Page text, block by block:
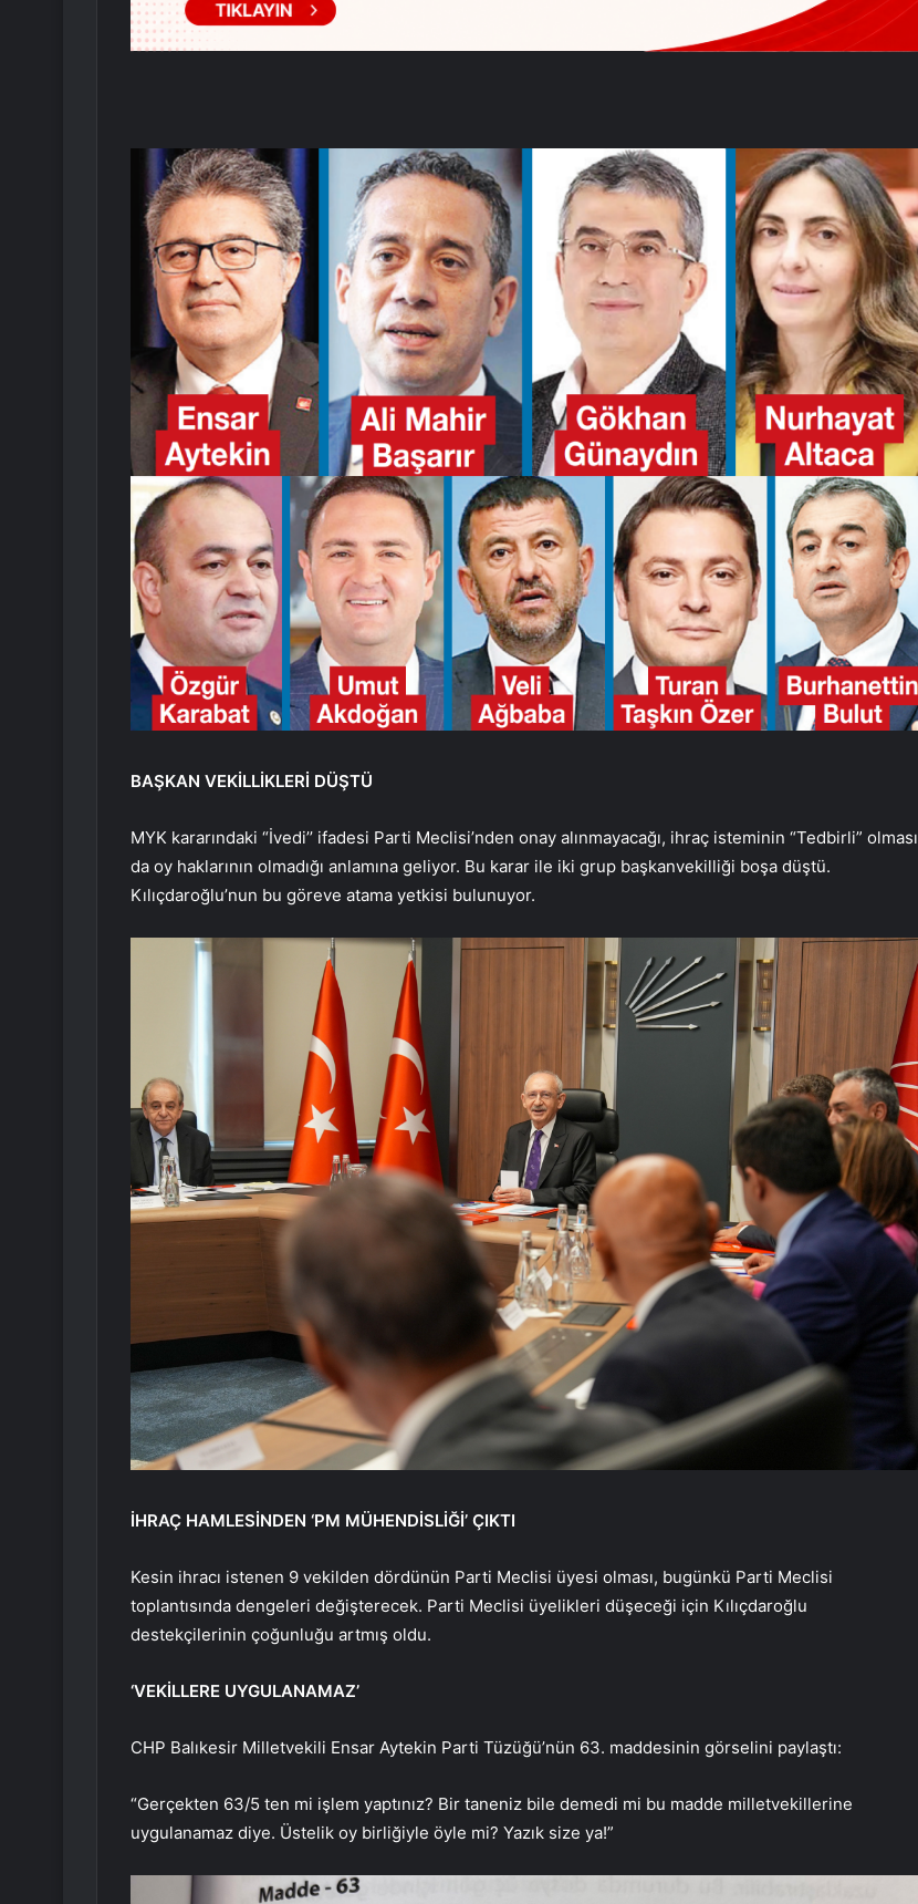
BAŞKAN VEKİLLİKLERİ DÜŞTÜ
MYK kararındaki “İvedi’’ ifadesi Parti Meclisi’nden onay alınmayacağı, ihraç isteminin “Tedbirli” olması
da oy haklarının olmadığı anlamına geliyor. Bu karar ile iki grup başkanvekilliği boşa düştü.
Kılıçdaroğlu’nun bu göreve atama yetkisi bulunuyor.
İHRAÇ HAMLESİNDEN ‘PM MÜHENDİSLİĞİ’ ÇIKTI
Kesin ihracı istenen 9 vekilden dördünün Parti Meclisi üyesi olması, bugünkü Parti Meclisi
toplantısında dengeleri değişterecek. Parti Meclisi üyelikleri düşeceği için Kılıçdaroğlu
destekçilerinin çoğunluğu artmış oldu.
‘VEKİLLERE UYGULANAMAZ’
CHP Balıkesir Milletvekili Ensar Aytekin Parti Tüzüğü’nün 63. maddesinin görselini paylaştı:
“Gerçekten 63/5 ten mi işlem yaptınız? Bir taneniz bile demedi mi bu madde milletvekillerine
uygulanamaz diye. Üstelik oy birliğiyle öyle mi? Yazık size ya!”